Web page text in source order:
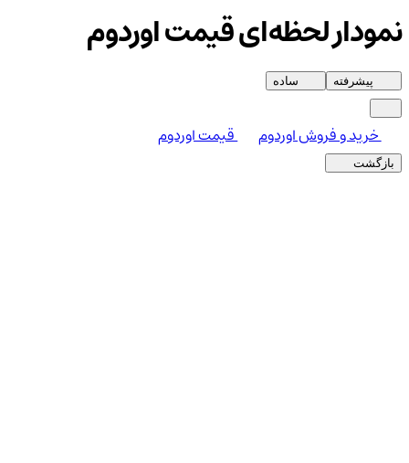
نمودار لحظه‌ای قیمت اوردوم
پیشرفته ساده
خرید و فروش اوردوم قیمت اوردوم
بازگشت